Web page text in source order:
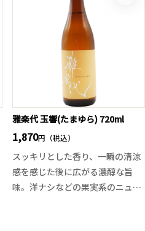
雅楽代 玉響(たまゆら) 720ml
1,870円（税込）
スッキリとした香り、一瞬の清涼
感を感じた後に広がる濃醇な旨
味。洋ナシなどの果実系のニュア